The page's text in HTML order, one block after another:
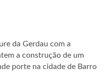
da Gerdau com a
a construção de um
porte na cidade de Barro